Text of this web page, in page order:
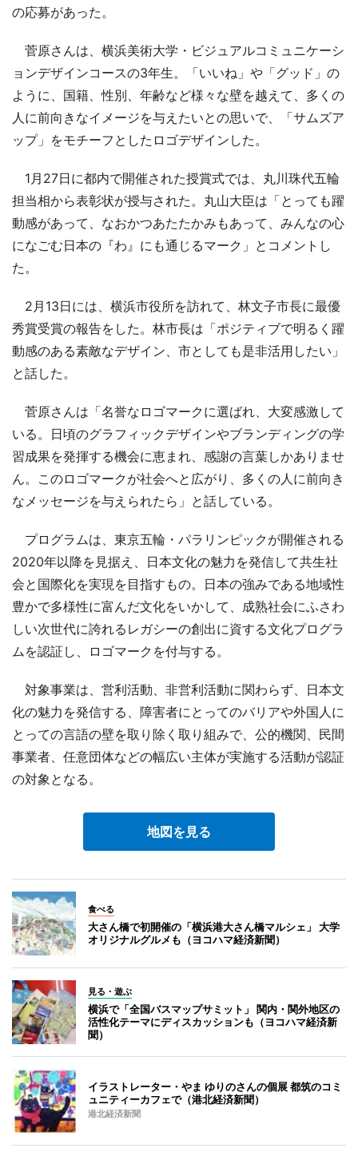
の応募があった。
菅原さんは、横浜美術大学・ビジュアルコミュニケーシ
ョンデザインコースの3年生。「いいね」や「グッド」の
ように、国籍、性別、年齢など様々な壁を越えて、多くの
人に前向きなイメージを与えたいとの思いで、「サムズア
ップ」をモチーフとしたロゴデザインした。
1月27日に都内で開催された授賞式では、丸川珠代五輪
担当相から表彰状が授与された。丸山大臣は「とっても躍
動感があって、なおかつあたたかみもあって、みんなの心
になごむ日本の『わ』にも通じるマーク」とコメントし
た。
2月13日には、横浜市役所を訪れて、林文子市長に最優
秀賞受賞の報告をした。林市長は「ポジティブで明るく躍
動感のある素敵なデザイン、市としても是非活用したい」
と話した。
菅原さんは「名誉なロゴマークに選ばれ、大変感激して
いる。日頃のグラフィックデザインやブランディングの学
習成果を発揮する機会に恵まれ、感謝の言葉しかありませ
ん。このロゴマークが社会へと広がり、多くの人に前向き
なメッセージを与えられたら」と話している。
プログラムは、東京五輪・パラリンピックが開催される
2020年以降を見据え、日本文化の魅力を発信して共生社
会と国際化を実現を目指すもの。日本の強みである地域性
豊かで多様性に富んだ文化をいかして、成熟社会にふさわ
しい次世代に誇れるレガシーの創出に資する文化プログラ
ムを認証し、ロゴマークを付与する。
対象事業は、営利活動、非営利活動に関わらず、日本文
化の魅力を発信する、障害者にとってのバリアや外国人に
とっての言語の壁を取り除く取り組みで、公的機関、民間
事業者、任意団体などの幅広い主体が実施する活動が認証
の対象となる。
地図を見る
食べる
大さん橋で初開催の「横浜港大さん橋マルシェ」 大学
オリジナルグルメも（ヨコハマ経済新聞）
見る・遊ぶ
横浜で「全国バスマップサミット」 関内・関外地区の
活性化テーマにディスカッションも（ヨコハマ経済新
聞）
イラストレーター・やま ゆりのさんの個展 都筑のコミ
ュニティーカフェで（港北経済新聞）
港北経済新聞